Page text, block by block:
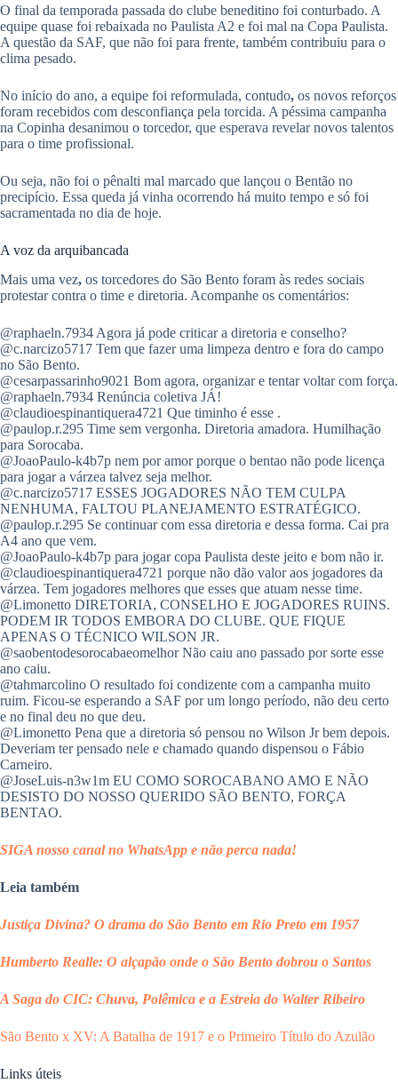
O final da temporada passada do clube beneditino foi conturbado. A
equipe quase foi rebaixada no Paulista A2 e foi mal na Copa Paulista.
A questão da SAF, que não foi para frente, também contribuiu para o
clima pesado.
No início do ano, a equipe foi reformulada, contudo, os novos reforços
foram recebidos com desconfiança pela torcida. A péssima campanha
na Copinha desanimou o torcedor, que esperava revelar novos talentos
para o time profissional.
Ou seja, não foi o pênalti mal marcado que lançou o Bentão no
precipício. Essa queda já vinha ocorrendo há muito tempo e só foi
sacramentada no dia de hoje.
A voz da arquibancada
Mais uma vez, os torcedores do São Bento foram às redes sociais
protestar contra o time e diretoria. Acompanhe os comentários:
@raphaeln.7934 Agora já pode criticar a diretoria e conselho?
@c.narcizo5717 Tem que fazer uma limpeza dentro e fora do campo
no São Bento.
@cesarpassarinho9021 Bom agora, organizar e tentar voltar com força.
@raphaeln.7934 Renúncia coletiva JÁ!
@claudioespinantiquera4721 Que timinho é esse .
@paulop.r.295 Time sem vergonha. Diretoria amadora. Humilhação
para Sorocaba.
@JoaoPaulo-k4b7p nem por amor porque o bentao não pode licença
para jogar a várzea talvez seja melhor.
@c.narcizo5717 ESSES JOGADORES NÃO TEM CULPA
NENHUMA, FALTOU PLANEJAMENTO ESTRATÉGICO.
@paulop.r.295 Se continuar com essa diretoria e dessa forma. Cai pra
A4 ano que vem.
@JoaoPaulo-k4b7p para jogar copa Paulista deste jeito e bom não ir.
@claudioespinantiquera4721 porque não dão valor aos jogadores da
várzea. Tem jogadores melhores que esses que atuam nesse time.
@Limonetto DIRETORIA, CONSELHO E JOGADORES RUINS.
PODEM IR TODOS EMBORA DO CLUBE. QUE FIQUE
APENAS O TÉCNICO WILSON JR.
@saobentodesorocabaeomelhor Não caiu ano passado por sorte esse
ano caiu.
@tahmarcolino O resultado foi condizente com a campanha muito
ruim. Ficou-se esperando a SAF por um longo período, não deu certo
e no final deu no que deu.
@Limonetto Pena que a diretoria só pensou no Wilson Jr bem depois.
Deveriam ter pensado nele e chamado quando dispensou o Fábio
Carneiro.
@JoseLuis-n3w1m EU COMO SOROCABANO AMO E NÃO
DESISTO DO NOSSO QUERIDO SÃO BENTO, FORÇA
BENTAO.
SIGA nosso canal no WhatsApp e não perca nada!
Leia também
Justiça Divina? O drama do São Bento em Rio Preto em 1957
Humberto Realle: O alçapão onde o São Bento dobrou o Santos
A Saga do CIC: Chuva, Polêmica e a Estreia do Walter Ribeiro
São Bento x XV: A Batalha de 1917 e o Primeiro Título do Azulão
Links úteis